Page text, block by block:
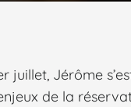
juillet, Jérôme
de la